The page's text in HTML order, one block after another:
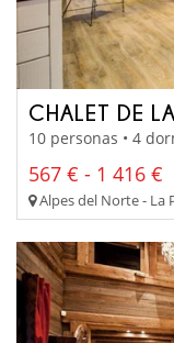
CHALET DE
10 personas • 4
567 € - 1 416 €
Alpes del Norte - La